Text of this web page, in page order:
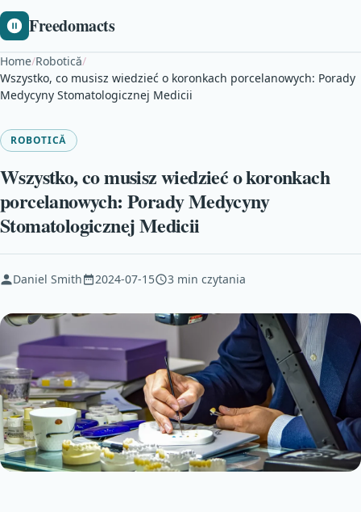
Freedomacts
Home/Robotică/
Wszystko, co musisz wiedzieć o koronkach porcelanowych: Porady
Medycyny Stomatologicznej Medicii
ROBOTICĂ
Wszystko, co musisz wiedzieć o koronkach
porcelanowych: Porady Medycyny
Stomatologicznej Medicii
Daniel Smith 2024-07-15 3 min czytania